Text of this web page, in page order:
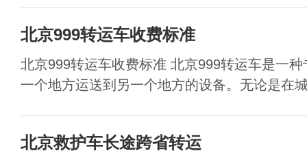
北京999转运车收费标准
北京999转运车收费标准 北京999转运车是一
一个地方运送到另一个地方的设备。无论是在
北京救护车长途跨省转运